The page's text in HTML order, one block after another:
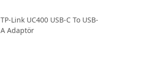
TP-Link UC400 USB-C To USB-
A Adaptör